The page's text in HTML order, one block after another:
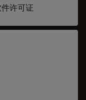
许可证